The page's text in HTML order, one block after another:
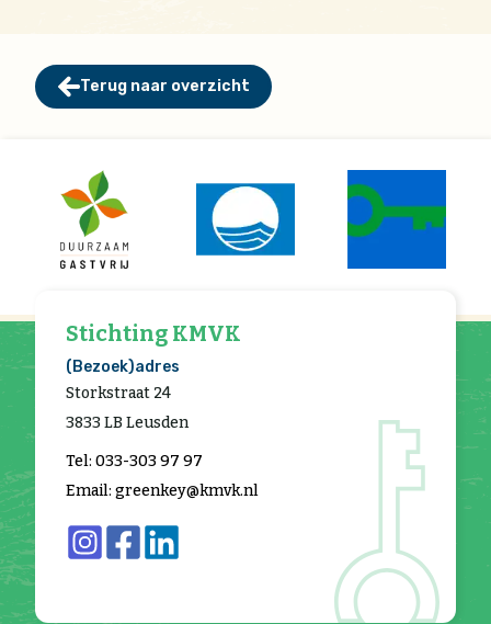
Terug naar overzicht
Stichting KMVK
(Bezoek)adres
Storkstraat 24
3833 LB Leusden
Tel: 033-303 97 97
Email: greenkey@kmvk.nl